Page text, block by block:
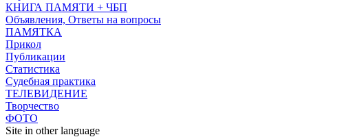
КНИГА ПАМЯТИ + ЧБП
Объявления, Ответы на вопросы
ПАМЯТКА
Прикол
Публикации
Статистика
Судебная практика
ТЕЛЕВИДЕНИЕ
Творчество
ФОТО
Site in other language